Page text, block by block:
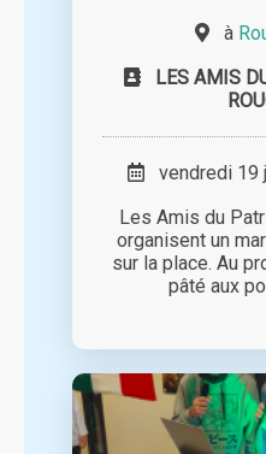
à
LES AMIS
vendredi 19
Les Amis du
organisent un
sur la place. Au
pâté aux